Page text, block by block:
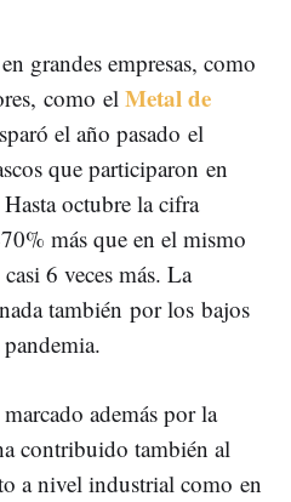
grandes empresas, como
como elMetal de
el año pasado el
que participaron en
octubre la cifra
más que en el mismo
6 veces más. La
también por los bajos
además por la
contribuido también al
a nivel industrial como en